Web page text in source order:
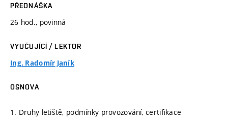
PŘEDNÁŠKA
26 hod., povinná
VYUČUJÍCÍ / LEKTOR
Ing. Radomír Janík
OSNOVA
1. Druhy letiště, podmínky provozování, certifikace